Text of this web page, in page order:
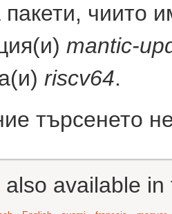
пакети, чиито
mantic-
riscv64.
търсенето
available